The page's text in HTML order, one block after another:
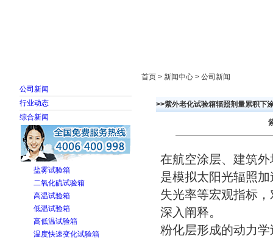
公司新闻
行业动态
综合新闻
盐雾试验箱
二氧化硫试验箱
高温试验箱
低温试验箱
高低温试验箱
温度快速变化试验箱
首页 > 新闻中心 > 公司新闻
>>紫外老化试验箱辐照剂量累积下
在航空涂层、建筑
是模拟太阳光辐照
失光率等宏观指标
深入阐释。
粉化层形成的动力